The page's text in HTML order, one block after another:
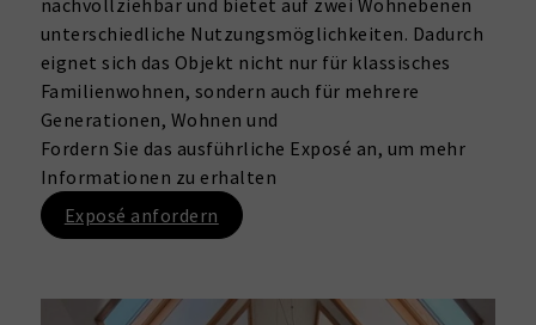
unterschiedliche Nutzungsmöglichkeiten. Dadurch
eignet sich das Objekt nicht nur für klassisches
Familienwohnen, sondern auch für mehrere
Generationen, Wohnen und
Fordern Sie das ausführliche Exposé an, um mehr
Informationen zu erhalten
Exposé anfordern